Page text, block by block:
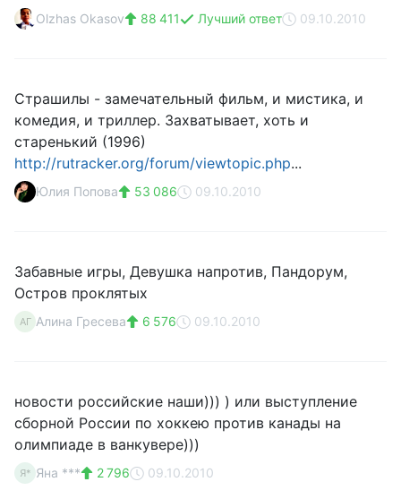
Olzhas Okasov 88 411 Лучший ответ 09.10.2010
Страшилы - замечательный фильм, и мистика, и
комедия, и триллер. Захватывает, хоть и
старенький (1996)
http://rutracker.org/forum/viewtopic.php...
Юлия Попова 53 086 09.10.2010
Забавные игры, Девушка напротив, Пандорум,
Остров проклятых
АГ Алина Гресева 6 576 09.10.2010
новости российские наши))) ) или выступление
сборной России по хоккею против канады на
олимпиаде в ванкувере)))
Я* Яна *** 2 796 09.10.2010